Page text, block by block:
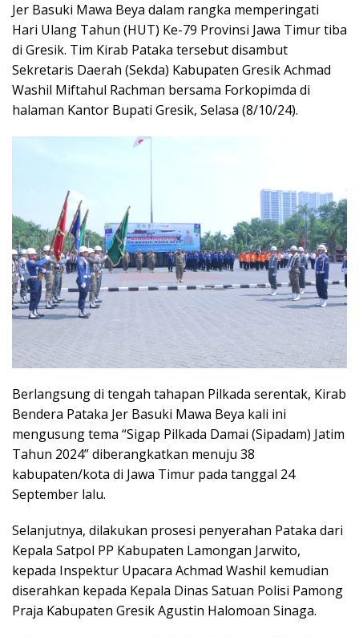
Jer Basuki Mawa Beya dalam rangka memperingati
Hari Ulang Tahun (HUT) Ke-79 Provinsi Jawa Timur tiba
di Gresik. Tim Kirab Pataka tersebut disambut
Sekretaris Daerah (Sekda) Kabupaten Gresik Achmad
Washil Miftahul Rachman bersama Forkopimda di
halaman Kantor Bupati Gresik, Selasa (8/10/24).
Berlangsung di tengah tahapan Pilkada serentak, Kirab
Bendera Pataka Jer Basuki Mawa Beya kali ini
mengusung tema “Sigap Pilkada Damai (Sipadam) Jatim
Tahun 2024” diberangkatkan menuju 38
kabupaten/kota di Jawa Timur pada tanggal 24
September lalu.
Selanjutnya, dilakukan prosesi penyerahan Pataka dari
Kepala Satpol PP Kabupaten Lamongan Jarwito,
kepada Inspektur Upacara Achmad Washil kemudian
diserahkan kepada Kepala Dinas Satuan Polisi Pamong
Praja Kabupaten Gresik Agustin Halomoan Sinaga.